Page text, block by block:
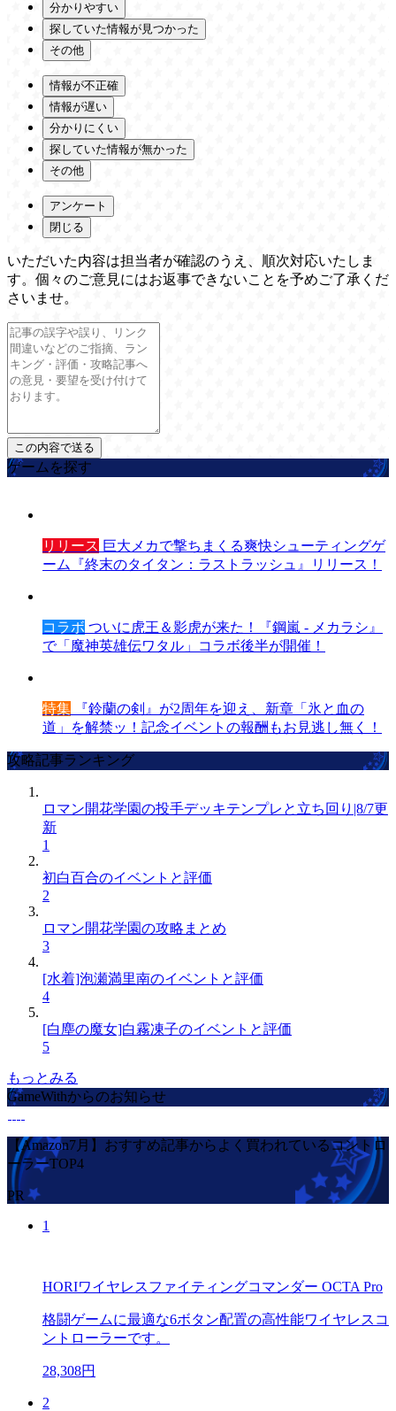
分かりやすい
探していた情報が見つかった
その他
情報が不正確
情報が遅い
分かりにくい
探していた情報が無かった
その他
アンケート
閉じる
いただいた内容は担当者が確認のうえ、順次対応いたしま
す。個々のご意見にはお返事できないことを予めご了承くだ
さいませ。
ゲームを探す
リリース 巨大メカで撃ちまくる爽快シューティングゲ
ーム『終末のタイタン：ラストラッシュ』リリース！
コラボ ついに虎王＆影虎が来た！『鋼嵐 - メカラシ』
で「魔神英雄伝ワタル」コラボ後半が開催！
特集 『鈴蘭の剣』が2周年を迎え、新章「氷と血の
道」を解禁ッ！記念イベントの報酬もお見逃し無く！
攻略記事ランキング
ロマン開花学園の投手デッキテンプレと立ち回り|8/7更
新
1
初白百合のイベントと評価
2
ロマン開花学園の攻略まとめ
3
[水着]泡瀬満里南のイベントと評価
4
[白塵の魔女]白霧凍子のイベントと評価
5
もっとみる
GameWithからのお知らせ
【Amazon7月】おすすめ記事からよく買われているコントロ
ーラーTOP4
PR
1
HORIワイヤレスファイティングコマンダー OCTA Pro
格闘ゲームに最適な6ボタン配置の高性能ワイヤレスコ
ントローラーです。
28,308円
2